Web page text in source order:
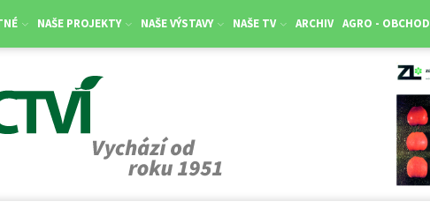
NAŠE PROJEKTY NAŠE VÝSTAVY NAŠE TV ARCHIV AGRO - OBCHOD